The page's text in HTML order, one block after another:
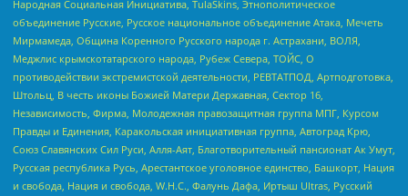
Народная Социальная Инициатива, TulaSkins, Этнополитическое
объединение Русские, Русское национальное объединение Атака, Мечеть
Мирмамеда, Община Коренного Русского народа г. Астрахани, ВОЛЯ,
Меджлис крымскотатарского народа, Рубеж Севера, ТОЙС, О
противодействии экстремистской деятельности, РЕВТАТПОД, Артподготовка,
Штольц, В честь иконы Божией Матери Державная, Сектор 16,
Независимость, Фирма, Молодежная правозащитная группа МПГ, Курсом
Правды и Единения, Каракольская инициативная группа, Автоград Крю,
Союз Славянских Сил Руси, Алля-Аят, Благотворительный пансионат Ак Умут,
Русская республика Русь, Арестантское уголовное единство, Башкорт, Нация
и свобода, Нация и свобода, W.H.С., Фалунь Дафа, Иртыш Ultras, Русский